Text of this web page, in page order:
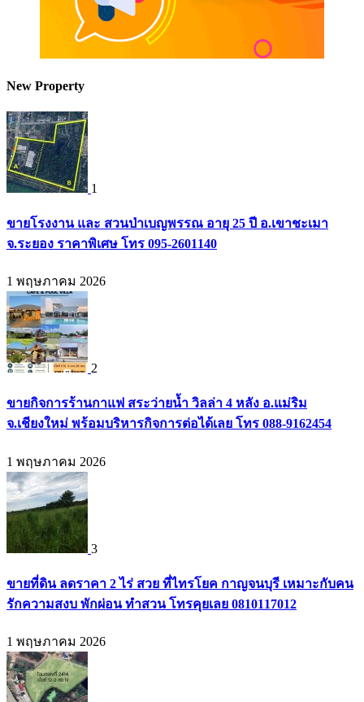
New Property
1
ขายโรงงาน และ สวนป่าเบญพรรณ อายุ 25 ปี อ.เขาชะเมา
จ.ระยอง ราคาพิเศษ โทร 095-2601140
1 พฤษภาคม 2026
2
ขายกิจการร้านกาแฟ สระว่ายน้ำ วิลล่า 4 หลัง อ.แม่ริม
จ.เชียงใหม่ พร้อมบริหารกิจการต่อได้เลย โทร 088-9162454
1 พฤษภาคม 2026
3
ขายที่ดิน ลดราคา 2 ไร่ สวย ที่ไทรโยค กาญจนบุรี เหมาะกับคน
รักความสงบ พักผ่อน ทำสวน โทรคุยเลย 0810117012
1 พฤษภาคม 2026